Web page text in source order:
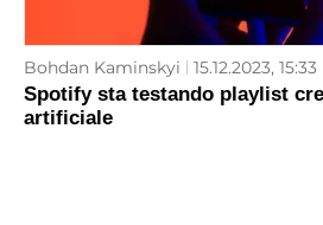
Bohdan Kaminskyi 15.12.2023, 15:33
Spotify sta testando playlist
artificiale